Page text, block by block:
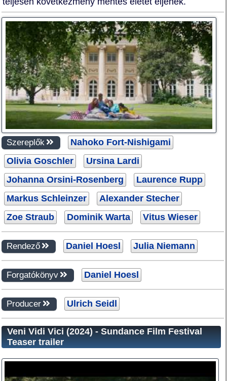
Szereplők
Nahoko Fort-Nishigami
Olivia Goschler
Ursina Lardi
Johanna Orsini-Rosenberg
Laurence Rupp
Markus Schleinzer
Alexander Stecher
Zoe Straub
Dominik Warta Vitus Wieser
Rendező Daniel Hoesl Julia Niemann
Forgatókönyv Daniel Hoesl
Producer Ulrich Seidl
Veni Vidi Vici (2024) - Sundance Film Festival
Teaser trailer